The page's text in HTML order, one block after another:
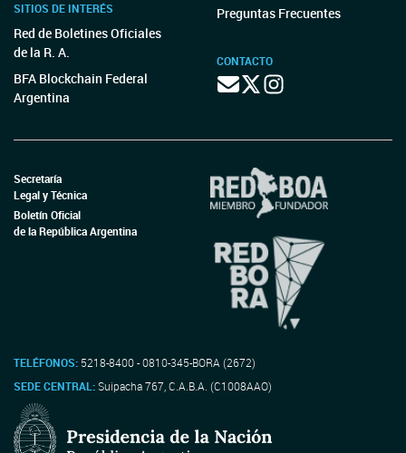
SITIOS DE INTERÉS
Red de Boletines Oficiales
de la R. A.
BFA Blockchain Federal
Argentina
Preguntas Frecuentes
CONTACTO
Secretaría
Legal y Técnica
Boletín Oficial
de la República Argentina
TELÉFONOS: 5218-8400 - 0810-345-BORA (2672)
SEDE CENTRAL:Suipacha 767, C.A.B.A. (C1008AAO)